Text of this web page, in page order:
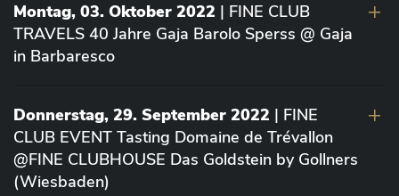
Montag, 03. Oktober 2022 | FINE CLUB
TRAVELS 40 Jahre Gaja Barolo Sperss @ Gaja
in Barbaresco
Donnerstag, 29. September 2022 | FINE
CLUB EVENT Tasting Domaine de Trévallon
@FINE CLUBHOUSE Das Goldstein by Gollners
(Wiesbaden)